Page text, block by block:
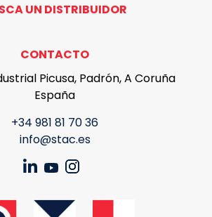
UN DISTRIBUIDOR
CONTACTO
Picusa, Padrón, A Coruña
España
+34 981 81 70 36
info@stac.es